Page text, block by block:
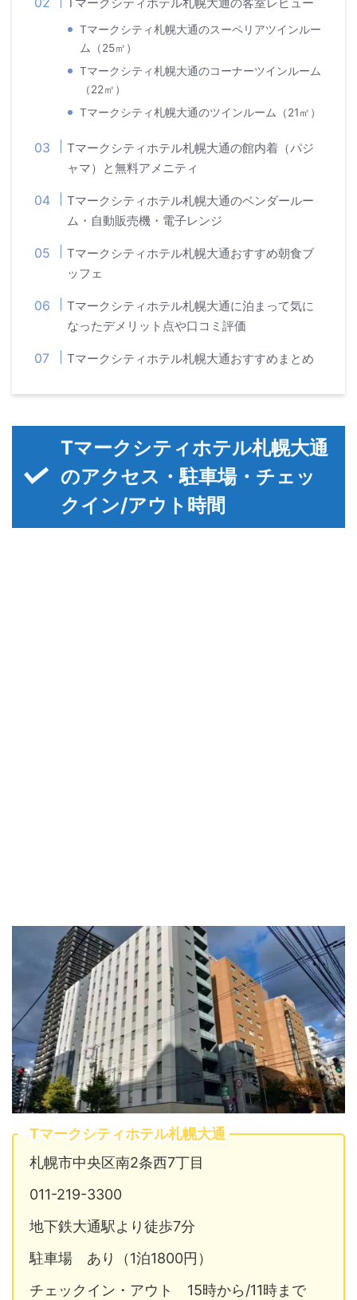
Tマークシティ札幌大通のスーペリアツインルー
ム（25㎡）
Tマークシティ札幌大通のコーナーツインルーム
（22㎡）
Tマークシティ札幌大通のツインルーム（21㎡）
Tマークシティホテル札幌大通の館内着（パジ
ャマ）と無料アメニティ
Tマークシティホテル札幌大通のベンダールー
ム・自動販売機・電子レンジ
Tマークシティホテル札幌大通おすすめ朝食ブ
ッフェ
Tマークシティホテル札幌大通に泊まって気に
なったデメリット点や口コミ評価
Tマークシティホテル札幌大通おすすめまとめ
Tマークシティホテル札幌大通
のアクセス・駐車場・チェッ
クイン/アウト時間
Tマークシティホテル札幌大通
札幌市中央区南2条西7丁目
011-219-3300
地下鉄大通駅より徒歩7分
駐車場 あり（1泊1800円）
チェックイン・アウト 15時から/11時まで